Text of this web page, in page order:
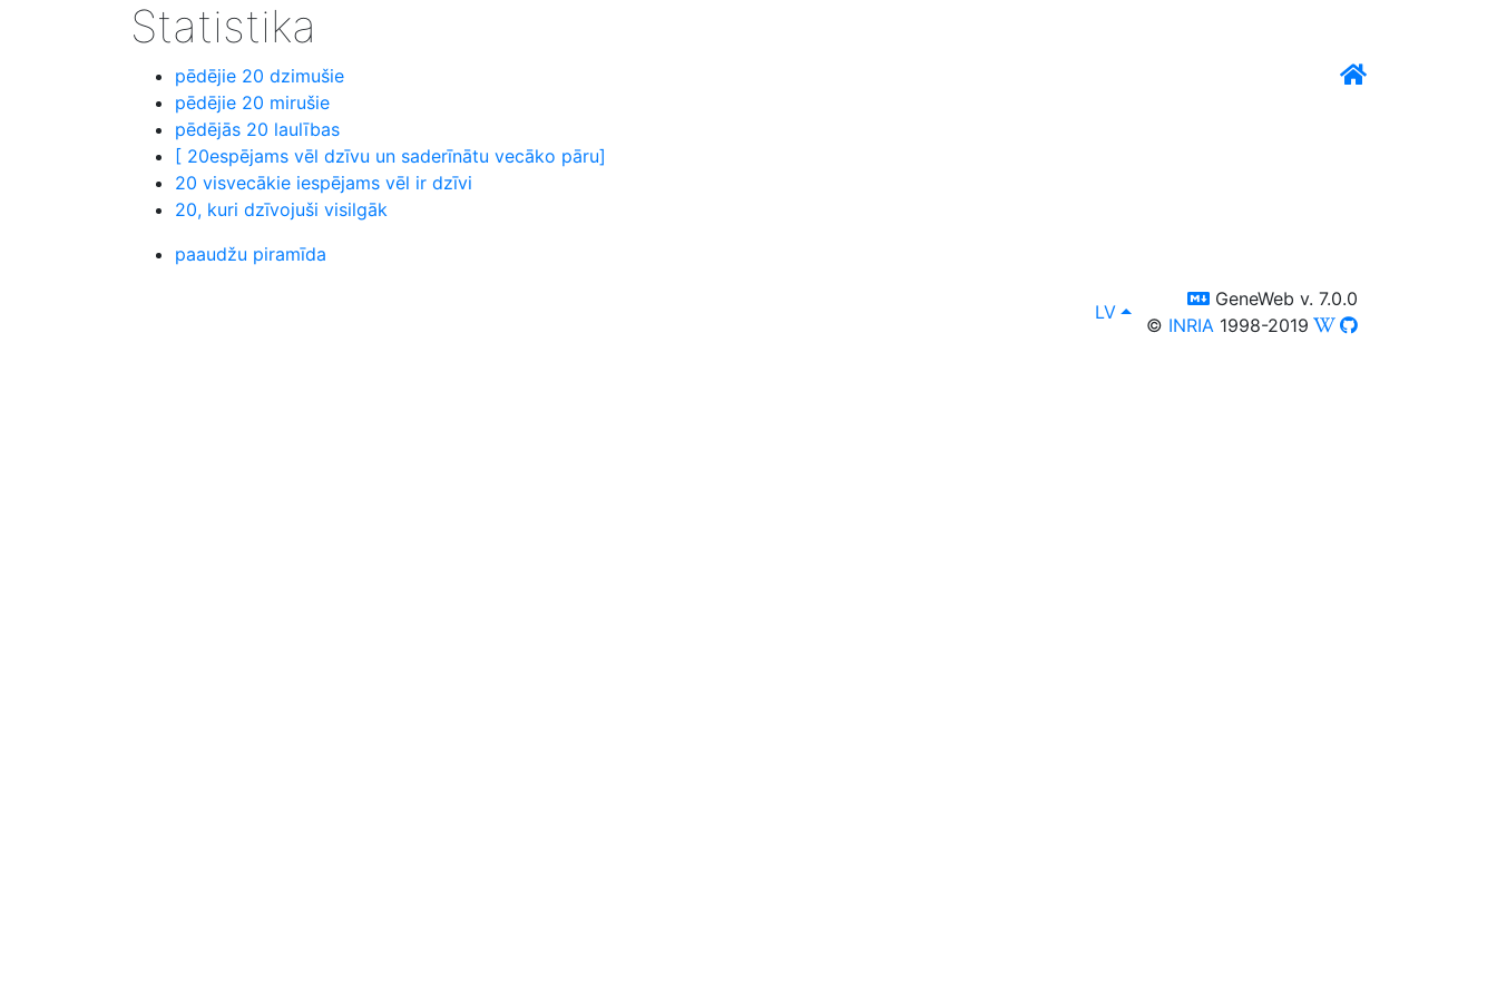
Statistika
pēdējie 20 dzimušie
pēdējie 20 mirušie
pēdējās 20 laulības
[ 20espējams vēl dzīvu un saderīnātu vecāko pāru]
20 visvecākie iespējams vēl ir dzīvi
20, kuri dzīvojuši visilgāk
paaudžu piramīda
lang
LV, Jūs variet apskatīt datu bāzi arī citās
switch to templm
GeneWeb v. 7.0.0
© INRIA 1998-2019